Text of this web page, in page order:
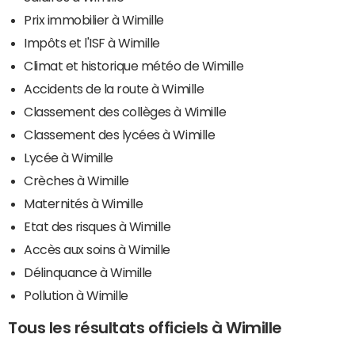
Prix immobilier à Wimille
Impôts et l'ISF à Wimille
Climat et historique météo de Wimille
Accidents de la route à Wimille
Classement des collèges à Wimille
Classement des lycées à Wimille
Lycée à Wimille
Crèches à Wimille
Maternités à Wimille
Etat des risques à Wimille
Accès aux soins à Wimille
Délinquance à Wimille
Pollution à Wimille
Tous les résultats officiels à Wimille